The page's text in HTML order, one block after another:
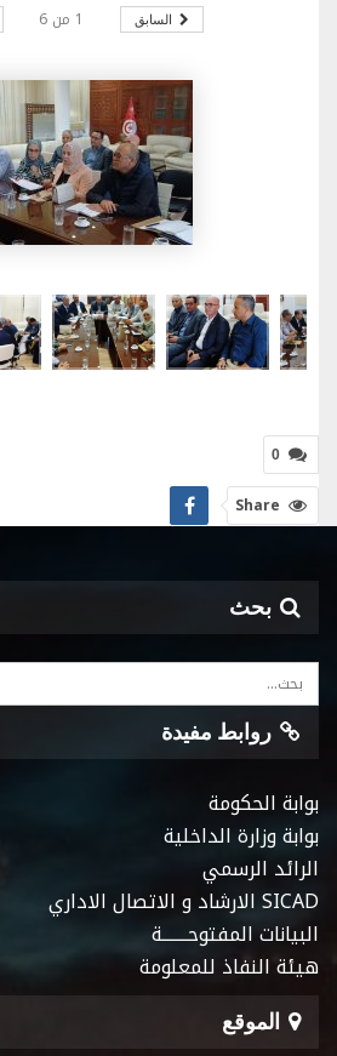
السابق 1 من 6
0
Share
بحث
روابط مفيدة
بوابة الحكومة
بوابة وزارة الداخلية
الرائد الرسمي
SICAD الارشاد و الاتصال الاداري
البيانات المفتوحـــــــة
هيئة النفاذ للمعلومة
الموقع